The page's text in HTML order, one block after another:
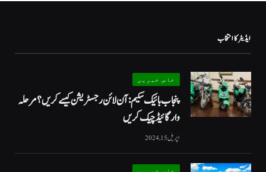
ایڈیٹر کا انتخاب
خاص خبریں
پنجاب بائیک سکیم: آن لائن رجسٹریشن کیسے کریں؟ مرحلہ
وار گائیڈ چیک کریں
اپریل 15, 2024